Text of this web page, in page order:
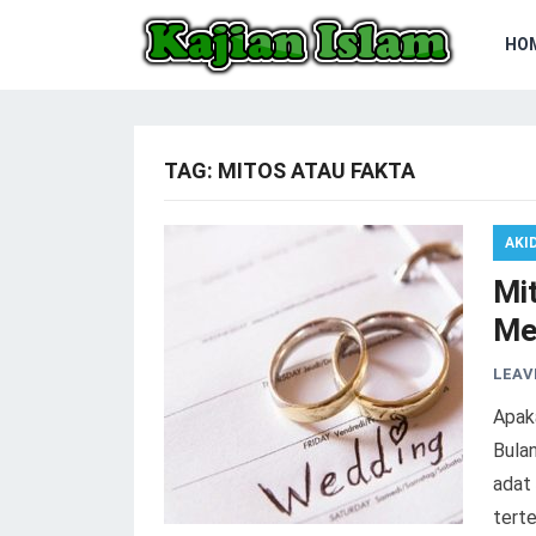
TAG: MITOS ATAU FAKTA
adat